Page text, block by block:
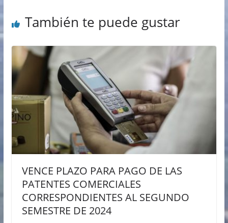
También te puede gustar
VENCE PLAZO PARA PAGO DE LAS
PATENTES COMERCIALES
CORRESPONDIENTES AL SEGUNDO
SEMESTRE DE 2024